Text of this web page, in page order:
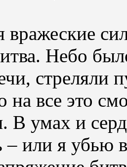
вражеские
Небо
на все это
В умах и
– или я убью